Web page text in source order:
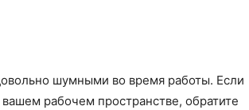
шумными во время работы. Если
рабочем пространстве, обратите